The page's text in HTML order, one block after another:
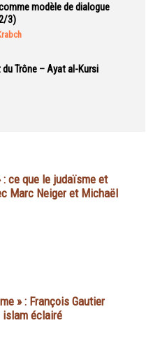
modèle de dialogue
3)
Trône – Ayat al-Kursi
ce que le judaïsme et
Marc Neiger et Michaël
» : François Gautier
éclairé